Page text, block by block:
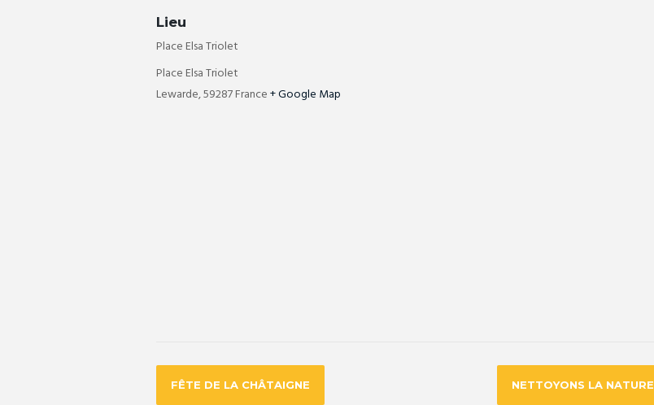
Lieu
Place Elsa Triolet
Place Elsa Triolet
Lewarde,59287France+ Google Map
FÊTE DE LA CHÂTAIGNE NETTOYONS LA NATURE